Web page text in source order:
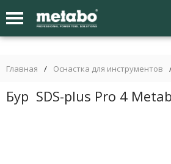
Главная / Оснастка для инструментов
Бур SDS-plus Pro 4